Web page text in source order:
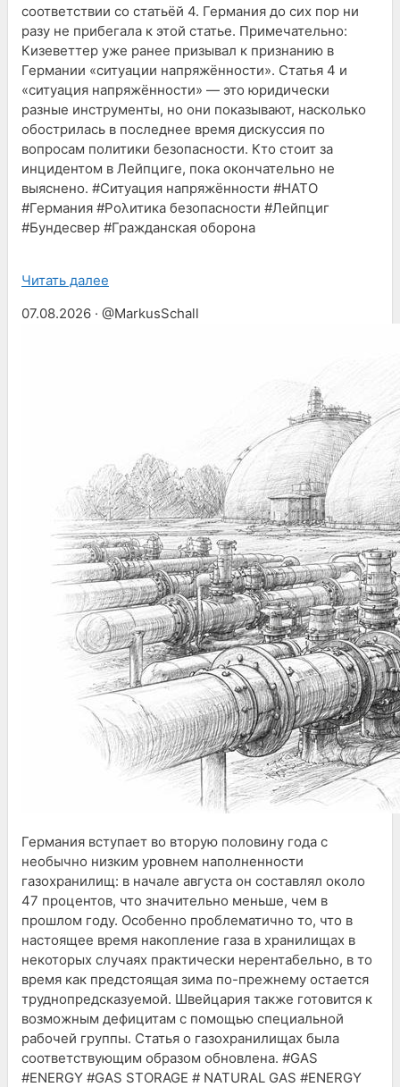
соответствии со статьёй 4. Германия до сих пор ни
разу не прибегала к этой статье. Примечательно:
Кизеветтер уже ранее призывал к признанию в
Германии «ситуации напряжённости». Статья 4 и
«ситуация напряжённости» — это юридически
разные инструменты, но они показывают, насколько
обострилась в последнее время дискуссия по
вопросам политики безопасности. Кто стоит за
инцидентом в Лейпциге, пока окончательно не
выяснено. #Ситуация напряжённости #НАТО
#Германия #Pολитика безопасности #Лейпциг
#Бундесвер #Гражданская оборона
Читать далее
07.08.2026 · @MarkusSchall
Германия вступает во вторую половину года с
необычно низким уровнем наполненности
газохранилищ: в начале августа он составлял около
47 процентов, что значительно меньше, чем в
прошлом году. Особенно проблематично то, что в
настоящее время накопление газа в хранилищах в
некоторых случаях практически нерентабельно, в то
время как предстоящая зима по-прежнему остается
труднопредсказуемой. Швейцария также готовится к
возможным дефицитам с помощью специальной
рабочей группы. Статья о газохранилищах была
соответствующим образом обновлена. #GAS
#ENERGY #GAS STORAGE # NATURAL GAS #ENERGY